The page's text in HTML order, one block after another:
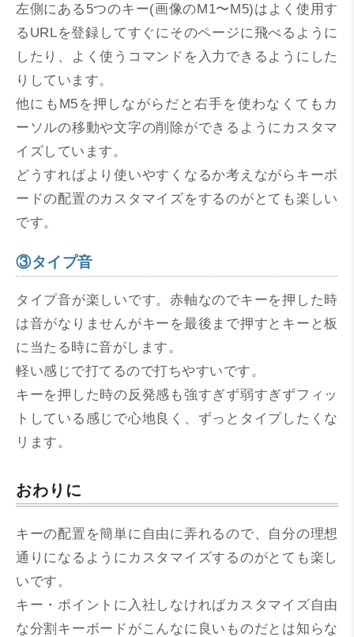
左側にある5つのキー(画像のM1〜M5)はよく使用す
るURLを登録してすぐにそのページに飛べるように
したり、よく使うコマンドを入力できるようにした
りしています。
他にもM5を押しながらだと右手を使わなくてもカ
ーソルの移動や文字の削除ができるようにカスタマ
イズしています。
どうすればより使いやすくなるか考えながらキーボ
ードの配置のカスタマイズをするのがとても楽しい
です。
③タイプ音
タイプ音が楽しいです。赤軸なのでキーを押した時
は音がなりませんがキーを最後まで押すとキーと板
に当たる時に音がします。
軽い感じで打てるので打ちやすいです。
キーを押した時の反発感も強すぎず弱すぎずフィッ
トしている感じで心地良く、ずっとタイプしたくな
リます。
おわりに
キーの配置を簡単に自由に弄れるので、自分の理想
通りになるようにカスタマイズするのがとても楽し
いです。
キー・ポイントに入社しなければカスタマイズ自由
な分割キーボードがこんなに良いものだとは知らな